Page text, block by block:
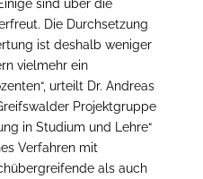
sind über die
Die Durchsetzung
ist deshalb weniger
vielmehr ein
urteilt Dr. Andreas
Projektgruppe
in Studium und Lehre“
Verfahren mit
als auch